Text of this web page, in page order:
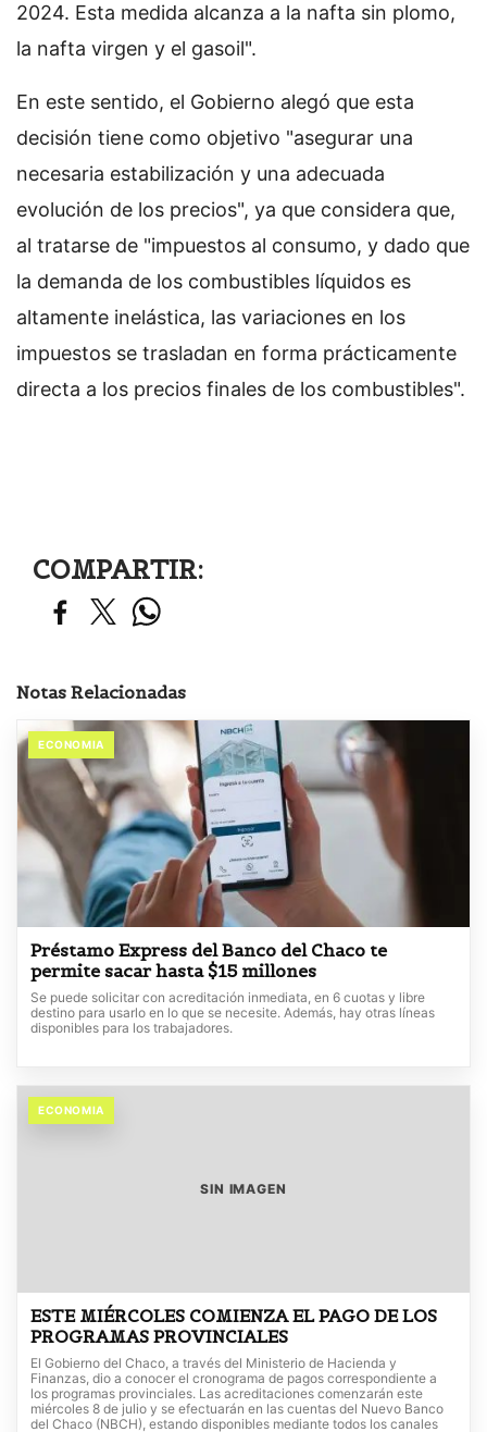
2024. Esta medida alcanza a la nafta sin plomo,
la nafta virgen y el gasoil".
En este sentido, el Gobierno alegó que esta
decisión tiene como objetivo "asegurar una
necesaria estabilización y una adecuada
evolución de los precios", ya que considera que,
al tratarse de "impuestos al consumo, y dado que
la demanda de los combustibles líquidos es
altamente inelástica, las variaciones en los
impuestos se trasladan en forma prácticamente
directa a los precios finales de los combustibles".
COMPARTIR:
Notas Relacionadas
ECONOMIA
Préstamo Express del Banco del Chaco te
permite sacar hasta $15 millones
Se puede solicitar con acreditación inmediata, en 6 cuotas y libre
destino para usarlo en lo que se necesite. Además, hay otras líneas
disponibles para los trabajadores.
ECONOMIA
SIN IMAGEN
ESTE MIÉRCOLES COMIENZA EL PAGO DE LOS
PROGRAMAS PROVINCIALES
El Gobierno del Chaco, a través del Ministerio de Hacienda y
Finanzas, dio a conocer el cronograma de pagos correspondiente a
los programas provinciales. Las acreditaciones comenzarán este
miércoles 8 de julio y se efectuarán en las cuentas del Nuevo Banco
del Chaco (NBCH), estando disponibles mediante todos los canales